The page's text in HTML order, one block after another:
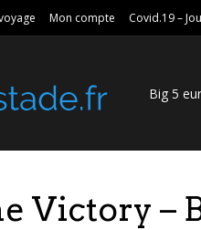
Mon compte Covid.19 –
Big 5
Victory –